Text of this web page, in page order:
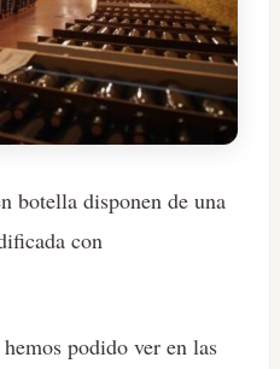
botella disponen de una
con
podido ver en las